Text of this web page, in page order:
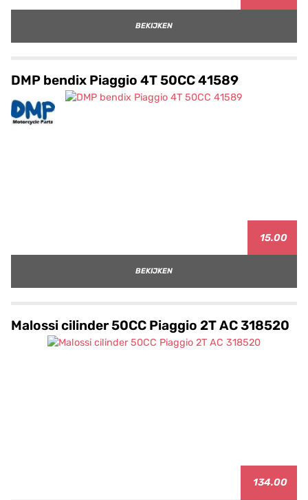
BEKIJKEN
DMP bendix Piaggio 4T 50CC 41589
15.00
BEKIJKEN
Malossi cilinder 50CC Piaggio 2T AC 318520
134.00